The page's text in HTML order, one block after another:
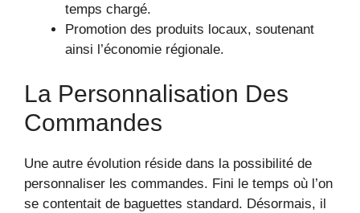
temps chargé.
Promotion des produits locaux, soutenant
ainsi l’économie régionale.
La Personnalisation Des
Commandes
Une autre évolution réside dans la possibilité de
personnaliser les commandes. Fini le temps où l’on
se contentait de baguettes standard. Désormais, il